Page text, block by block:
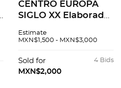
CENTRO EUROPA
SIGLO XX Elaborado
Acabado brillante
fustes a manera de
querubín Decor...
Estimate
MXN$1,500 - MXN$3,000
4 Bids
Sold for
MXN$2,000